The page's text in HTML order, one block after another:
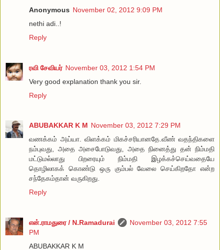
Anonymous November 02, 2012 9:09 PM
nethi adi..!
Reply
ரவி சேவியர் November 03, 2012 1:54 PM
Very good explanation thank you sir.
Reply
ABUBAKKAR K M November 03, 2012 7:29 PM
வணக்கம் அய்யா. விளக்கம் மிகச்சரியானதே.வீண் வதந்திகளை
நம்புவது, அதை அசைபோடுவது, அதை நினைத்து தன் நிம்மதி
மட்டுமல்லாது பிறரையும் நிம்மதி இழக்கச்செய்வதையே
தொழிலாகக் கொண்டு ஒரு கும்பல் வேலை செய்கிறதோ என்ற
சந்தேகம்தான் வருகிறது.
Reply
என்.ராமதுரை / N.Ramadurai
November 03, 2012 7:55
PM
ABUBAKKAR K M